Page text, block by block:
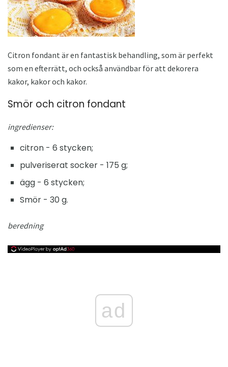
Citron fondant är en fantastisk behandling, som är perfekt
som en efterrätt, och också användbar för att dekorera
kakor, kakor och kakor.
Smör och citron fondant
ingredienser:
citron - 6 stycken;
pulveriserat socker - 175 g;
ägg - 6 stycken;
Smör - 30 g.
beredning
ad